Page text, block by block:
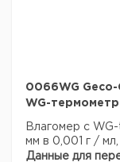
0066WG Geco-
WG-
Влагомер с
мм в 0,001 г / мл,
Данные для